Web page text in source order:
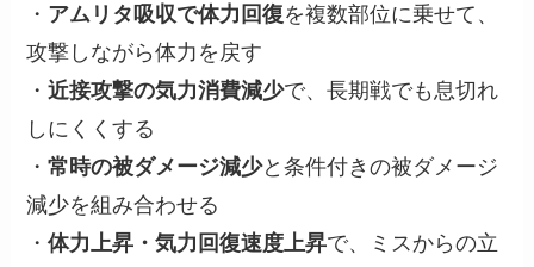
・ アムリタ吸収で体力回復を複数部位に乗せて、
攻撃しながら体力を戻す
・近接攻撃の気力消費減少で、長期戦でも息切れ
しにくくする
・常時の被ダメージ減少と条件付きの被ダメージ
減少を組み合わせる
・体力上昇・気力回復速度上昇で、ミスからの立